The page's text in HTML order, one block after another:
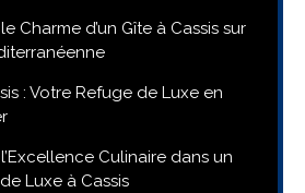
Charme d’un Gîte à Cassis sur
: Votre Refuge de Luxe en
Culinaire dans un
Luxe à Cassis